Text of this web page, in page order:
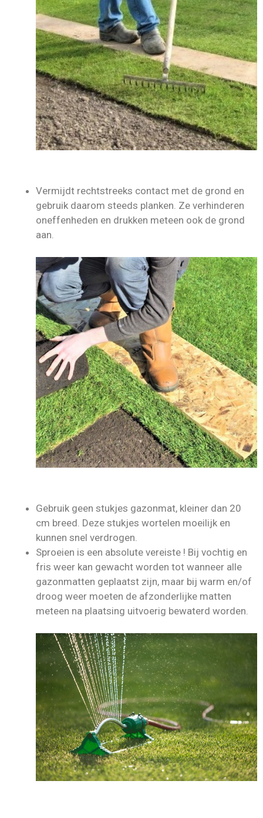
Vermijdt rechtstreeks contact met de grond en
gebruik daarom steeds planken. Ze verhinderen
oneffenheden en drukken meteen ook de grond
aan.
Gebruik geen stukjes gazonmat, kleiner dan 20
cm breed. Deze stukjes wortelen moeilijk en
kunnen snel verdrogen.
Sproeien is een absolute vereiste ! Bij vochtig en
fris weer kan gewacht worden tot wanneer alle
gazonmatten geplaatst zijn, maar bij warm en/of
droog weer moeten de afzonderlijke matten
meteen na plaatsing uitvoerig bewaterd worden.